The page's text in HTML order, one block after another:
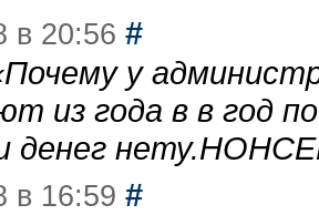
в 20:56 #
Почему у
из года в в год
денег
в 16:59 #